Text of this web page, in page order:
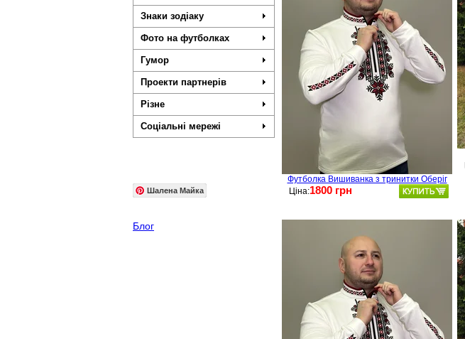
Знаки зодіаку
Фото на футболках
Гумор
Проекти партнерів
Різне
Соціальні мережі
Шалена Майка
Блог
Футболка Вишиванка з тринитки Оберіг
Ціна:1800 грн